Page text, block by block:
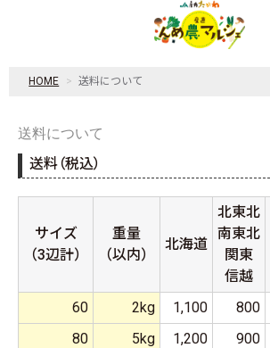
HOME 送料について
送料について
送料（税込）
サイズ
（3辺計）
重量
（以内）
北海道
北東北
南東北
関東
信越
60 2kg 1,100 800
80
5kg 1,200 900